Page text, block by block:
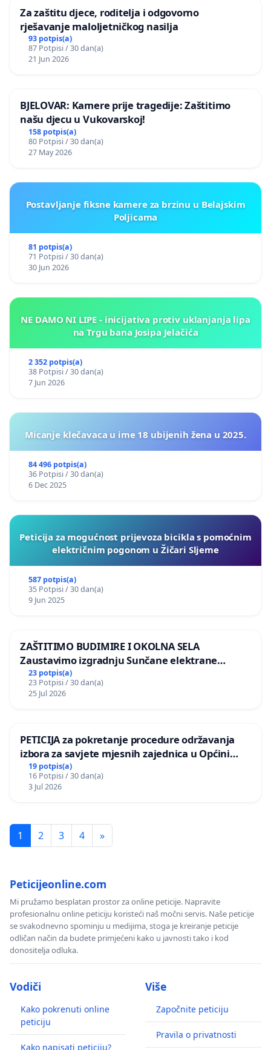
Za zaštitu djece, roditelja i odgovorno
rješavanje maloljetničkog nasilja
93 potpis(a)
87 Potpisi / 30 dan(a)
21 Jun 2026
BJELOVAR: Kamere prije tragedije: Zaštitimo
našu djecu u Vukovarskoj!
158 potpis(a)
80 Potpisi / 30 dan(a)
27 May 2026
Postavljanje fiksne kamere za brzinu u Belajskim
Poljicama
81 potpis(a)
71 Potpisi / 30 dan(a)
30 Jun 2026
NE DAMO NI LIPE - inicijativa protiv uklanjanja lipa
na Trgu bana Josipa Jelačića
2 352 potpis(a)
38 Potpisi / 30 dan(a)
7 Jun 2026
Micanje klečavaca u ime 18 ubijenih žena u 2025.
84 496 potpis(a)
36 Potpisi / 30 dan(a)
6 Dec 2025
Peticija za mogućnost prijevoza bicikla s pomoćnim
električnim pogonom u Žičari Sljeme
587 potpis(a)
35 Potpisi / 30 dan(a)
9 Jun 2025
ZAŠTITIMO BUDIMIRE I OKOLNA SELA
Zaustavimo izgradnju Sunčane elektrane
Vedrine na području Ugljana
23 potpis(a)
23 Potpisi / 30 dan(a)
25 Jul 2026
PETICIJA za pokretanje procedure održavanja
izbora za savjete mjesnih zajednica u Općini
Bugojno
19 potpis(a)
16 Potpisi / 30 dan(a)
3 Jul 2026
1 2 3 4 »
Peticijeonline.com
Mi pružamo besplatan prostor za online peticije. Napravite
profesionalnu online peticiju koristeći naš močni servis. Naše peticije
se svakodnevno spominju u medijima, stoga je kreiranje peticije
odličan način da budete primjećeni kako u javnosti tako i kod
donositelja odluka.
Vodiči
Kako pokrenuti online
peticiju
Kako napisati peticiju?
Više
Započnite peticiju
Pravila o privatnosti